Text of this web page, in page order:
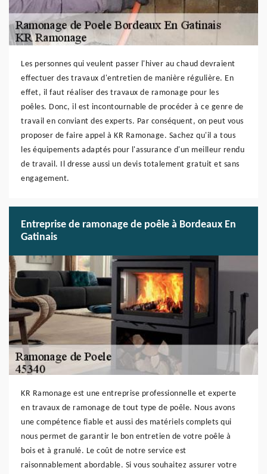
Les personnes qui veulent passer l'hiver au chaud devraient
effectuer des travaux d'entretien de manière régulière. En
effet, il faut réaliser des travaux de ramonage pour les
poêles. Donc, il est incontournable de procéder à ce genre de
travail en conviant des experts. Par conséquent, on peut vous
proposer de faire appel à KR Ramonage. Sachez qu'il a tous
les équipements adaptés pour l'assurance d'un meilleur rendu
de travail. Il dresse aussi un devis totalement gratuit et sans
engagement.
Entreprise de ramonage de poêle à Bordeaux En
Gatinais
KR Ramonage est une entreprise professionnelle et experte
en travaux de ramonage de tout type de poêle. Nous avons
une compétence fiable et aussi des matériels complets qui
nous permet de garantir le bon entretien de votre poêle à
bois et à granulé. Le coût de notre service est
raisonnablement abordable. Si vous souhaitez assurer votre